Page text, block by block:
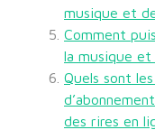
musique et
Comment
la musique
Quels sont
des rires en